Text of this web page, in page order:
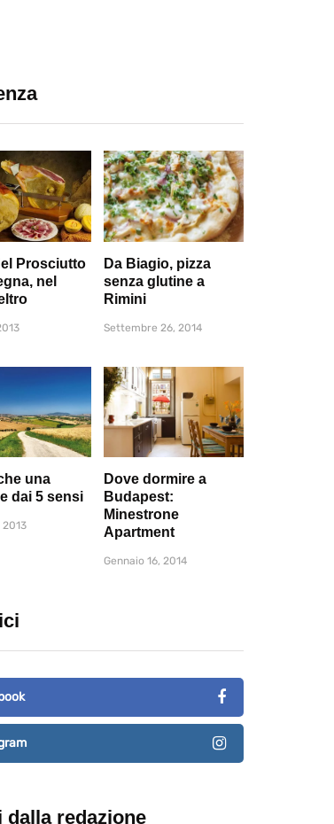
Prosciutto
nel
Da Biagio, pizza
senza glutine a
Rimini
Settembre 26, 2014
una
dai 5 sensi
2013
Dove dormire a
Budapest:
Minestrone
Apartment
Gennaio 16, 2014
dalla redazione